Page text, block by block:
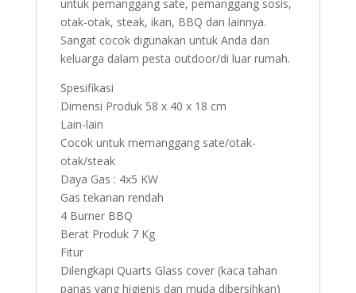
untuk pemanggang sate, pemanggang sosis,
otak-otak, steak, ikan, BBQ dan lainnya.
Sangat cocok digunakan untuk Anda dan
keluarga dalam pesta outdoor/di luar rumah.
Spesifikasi
Dimensi Produk 58 x 40 x 18 cm
Lain-lain
Cocok untuk memanggang sate/otak-
otak/steak
Daya Gas : 4x5 KW
Gas tekanan rendah
4 Burner BBQ
Berat Produk 7 Kg
Fitur
Dilengkapi Quarts Glass cover (kaca tahan
panas yang higienis dan muda dibersihkan)